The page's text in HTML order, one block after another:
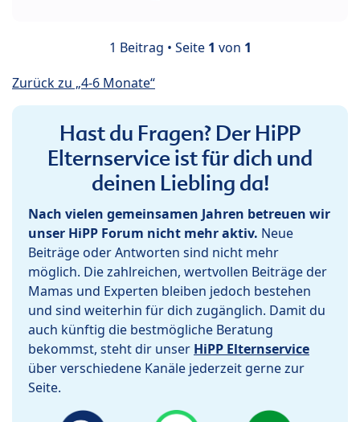
1 Beitrag • Seite 1 von 1
Zurück zu „4-6 Monate“
Hast du Fragen? Der HiPP
Elternservice ist für dich und
deinen Liebling da!
Nach vielen gemeinsamen Jahren betreuen wir
unser HiPP Forum nicht mehr aktiv. Neue
Beiträge oder Antworten sind nicht mehr
möglich. Die zahlreichen, wertvollen Beiträge der
Mamas und Experten bleiben jedoch bestehen
und sind weiterhin für dich zugänglich. Damit du
auch künftig die bestmögliche Beratung
bekommst, steht dir unser HiPP Elternservice
über verschiedene Kanäle jederzeit gerne zur
Seite.